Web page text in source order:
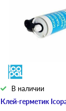
Клей-герметик
В наличии